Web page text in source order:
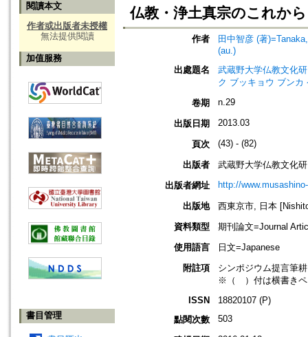
閱讀本文
作者或出版者未授權
無法提供閱讀
加值服務
書目管理
仏教・浄土真宗のこれか
作者
田中智彦 (著
(au.)
出處題名
武蔵野大学仏教文化
ク ブッキョウ ブンカ
卷期
n.29
出版日期 2013.03
頁次 (43) - (82)
出版者
武蔵野大学仏教文化
出版者網址
http://
出版地
西東京市, 日本
資料類型
期刊論文=Journal
使用語言
日文=Japanese
附註項
シンポジウム提言筆耕
※（ ）付は横書きペ
ISSN
18820107 (P)
點閱次數
503